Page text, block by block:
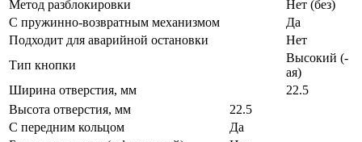
Метод разблокировки
Нет (без)
С пружинно-возвратным механизмом
Да
Подходит для аварийной остановки
Нет
Тип кнопки
Высокий (-
ая)
Ширина отверстия, мм
22.5
Высота отверстия, мм
22.5
С передним кольцом
Да